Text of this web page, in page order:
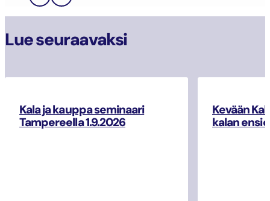
Lue seuraavaksi
Kala ja kauppa seminaari
Tampereella 1.9.2026
Kevään
kalan